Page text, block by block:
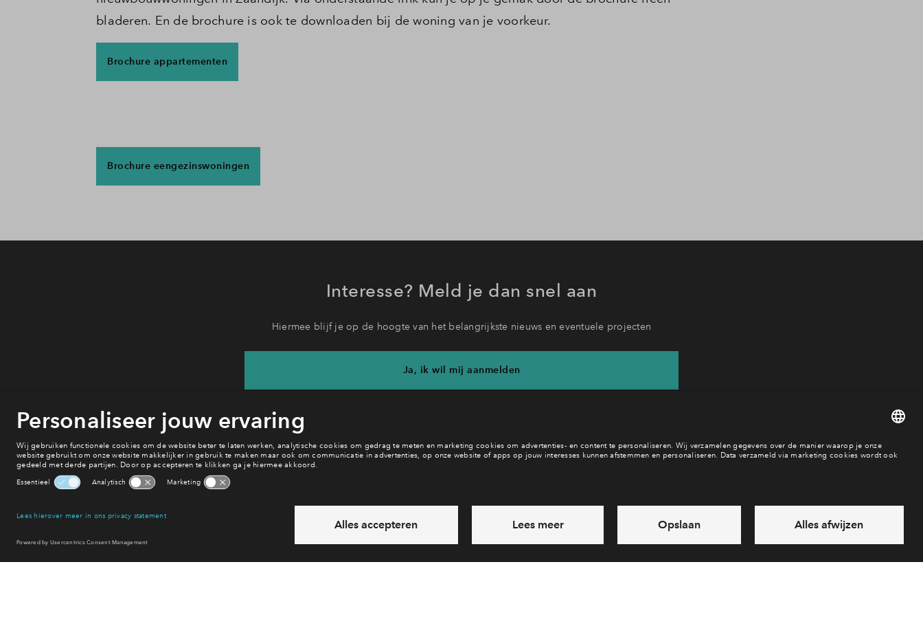
bladeren. En de brochure is ook te downloaden bij de woning van je voorkeur.
Brochure appartementen
Brochure eengezinswoningen
Interesse? Meld je dan snel aan
Hiermee blijf je op de hoogte van het belangrijkste nieuws en eventuele projecten
Ja, ik wil mij aanmelden
Heb je een vraag en wil je direct antwoord? Bel ons op
6 dagen per week beschikbaar (behalve tijdens feestdagen)
via chat en telefoon